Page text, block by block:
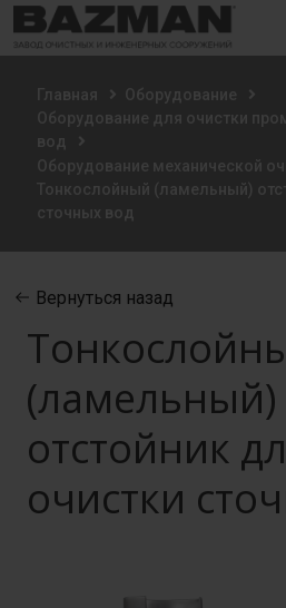
Главная
Оборудование
Оборудование для очистки
вод
Оборудование механической
Тонкослойный (ламельный)
сточных вод
Вернуться назад
(ламельный)
отстойник
очистки